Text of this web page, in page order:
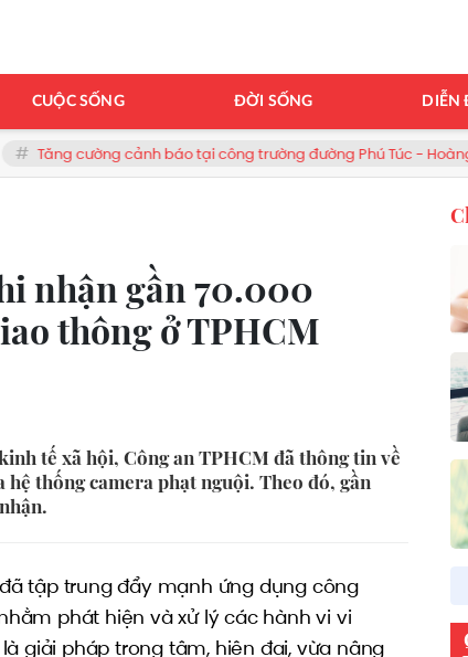
CUỘC SỐNG ĐỜI SỐNG DIỄN
cảnh báo tại công trường đường Phú Túc - Hoàng Long - Chi
nhận gần 70.000
thông ở TPHCM
tế xã hội, Công an TPHCM đã thông tin về
thống camera phạt nguội. Theo đó, gần
tập trung đẩy mạnh ứng dụng công
phát hiện và xử lý các hành vi vi
giải pháp trọng tâm, hiện đại, vừa nâng